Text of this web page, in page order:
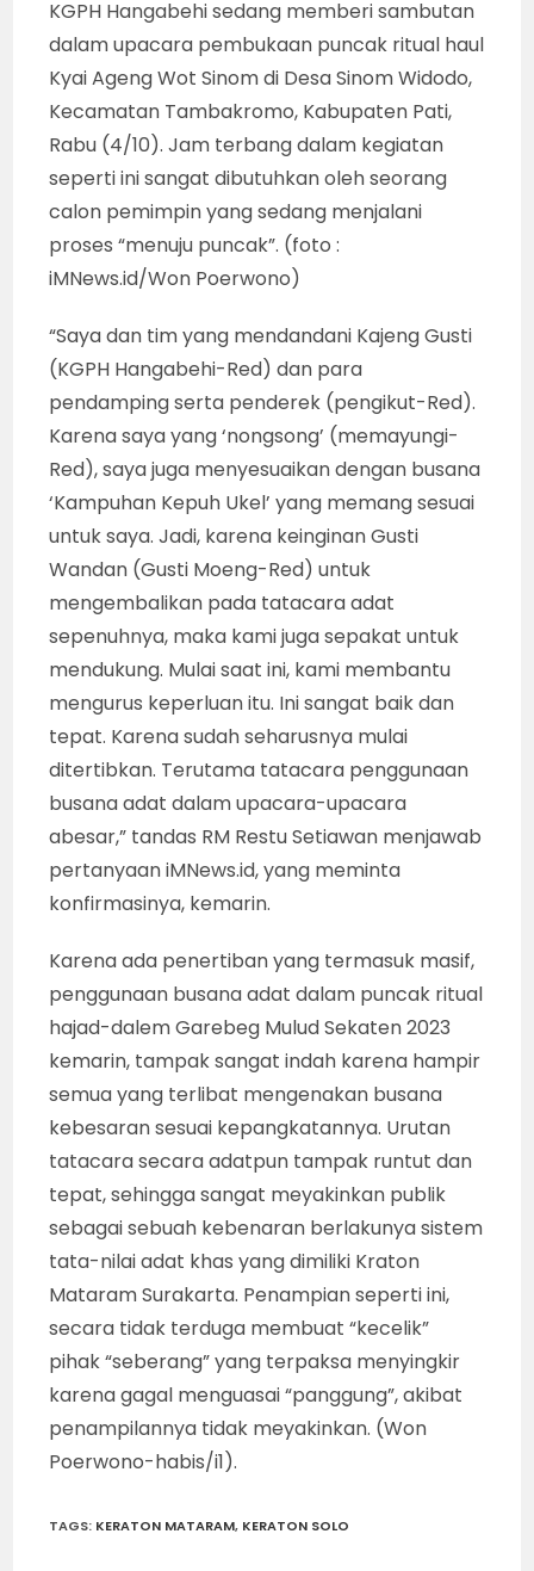
KGPH Hangabehi sedang memberi sambutan
dalam upacara pembukaan puncak ritual haul
Kyai Ageng Wot Sinom di Desa Sinom Widodo,
Kecamatan Tambakromo, Kabupaten Pati,
Rabu (4/10). Jam terbang dalam kegiatan
seperti ini sangat dibutuhkan oleh seorang
calon pemimpin yang sedang menjalani
proses “menuju puncak”. (foto :
iMNews.id/Won Poerwono)
“Saya dan tim yang mendandani Kajeng Gusti
(KGPH Hangabehi-Red) dan para
pendamping serta penderek (pengikut-Red).
Karena saya yang ‘nongsong’ (memayungi-
Red), saya juga menyesuaikan dengan busana
‘Kampuhan Kepuh Ukel’ yang memang sesuai
untuk saya. Jadi, karena keinginan Gusti
Wandan (Gusti Moeng-Red) untuk
mengembalikan pada tatacara adat
sepenuhnya, maka kami juga sepakat untuk
mendukung. Mulai saat ini, kami membantu
mengurus keperluan itu. Ini sangat baik dan
tepat. Karena sudah seharusnya mulai
ditertibkan. Terutama tatacara penggunaan
busana adat dalam upacara-upacara
abesar,” tandas RM Restu Setiawan menjawab
pertanyaan iMNews.id, yang meminta
konfirmasinya, kemarin.
Karena ada penertiban yang termasuk masif,
penggunaan busana adat dalam puncak ritual
hajad-dalem Garebeg Mulud Sekaten 2023
kemarin, tampak sangat indah karena hampir
semua yang terlibat mengenakan busana
kebesaran sesuai kepangkatannya. Urutan
tatacara secara adatpun tampak runtut dan
tepat, sehingga sangat meyakinkan publik
sebagai sebuah kebenaran berlakunya sistem
tata-nilai adat khas yang dimiliki Kraton
Mataram Surakarta. Penampian seperti ini,
secara tidak terduga membuat “kecelik”
pihak “seberang” yang terpaksa menyingkir
karena gagal menguasai “panggung”, akibat
penampilannya tidak meyakinkan. (Won
Poerwono-habis/i1).
TAGS: KERATON MATARAM, KERATON SOLO